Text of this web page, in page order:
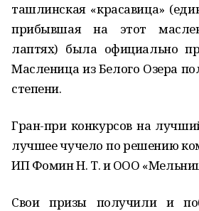
ташлинская «красавица»
прибывшая на этот
лаптях) была официально
Масленица из Белого Озера
степени.
Гран-при конкурсов на
лучшее чучело по решению
ИП Фомин Н. Т. и ООО
Свои призы получили и